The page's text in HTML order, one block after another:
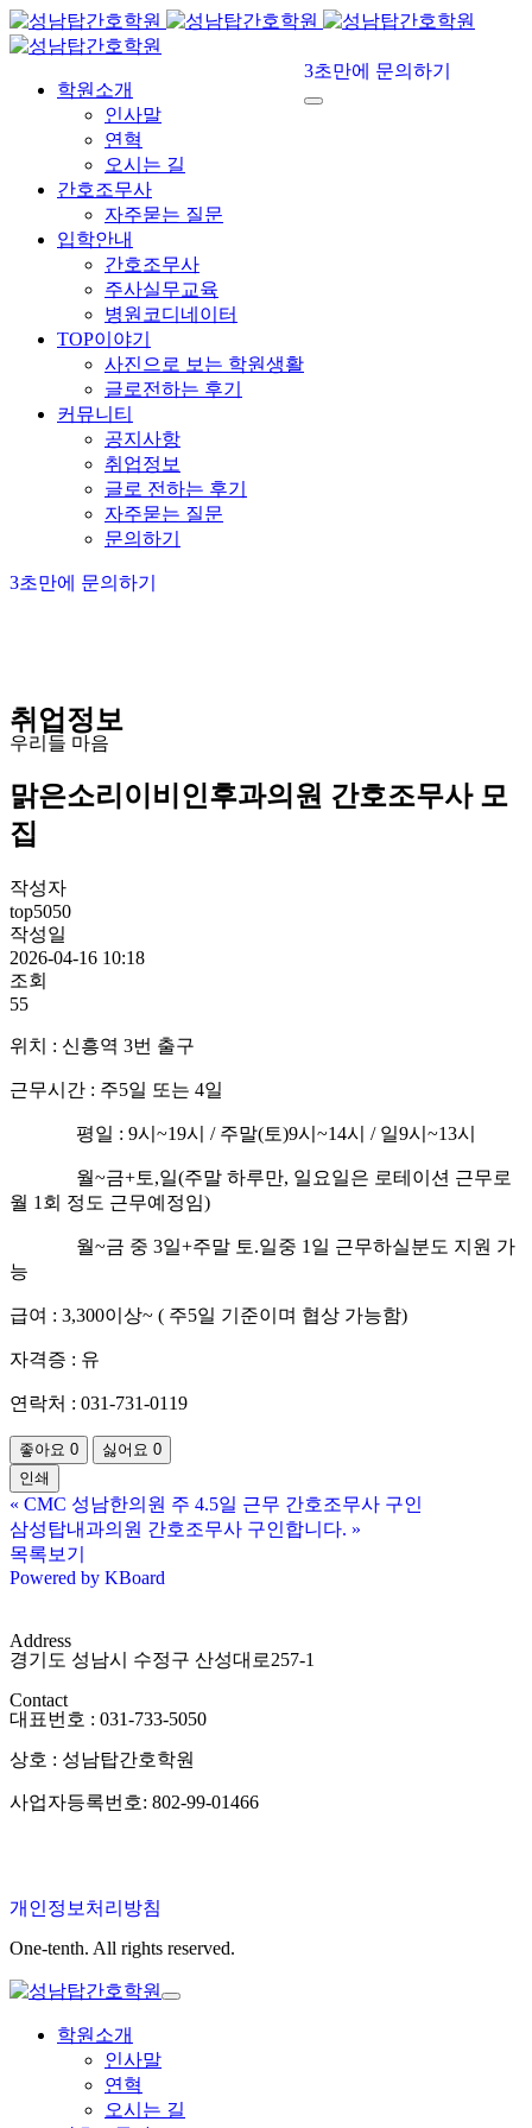
학원소개
인사말
연혁
오시는 길
간호조무사
자주묻는 질문
입학안내
간호조무사
주사실무교육
병원코디네이터
TOP이야기
사진으로 보는 학원생활
글로전하는 후기
커뮤니티
공지사항
취업정보
글로 전하는 후기
자주묻는 질문
문의하기
3초만에 문의하기
3초만에 문의하기
취업정보
우리들 마음
맑은소리이비인후과의원 간호조무사 모
집
작성자
top5050
작성일
2026-04-16 10:18
조회
55
위치 : 신흥역 3번 출구
근무시간 : 주5일 또는 4일
평일 : 9시~19시 / 주말(토)9시~14시 / 일9시~13시
월~금+토,일(주말 하루만, 일요일은 로테이션 근무로
월 1회 정도 근무예정임)
월~금 중 3일+주말 토.일중 1일 근무하실분도 지원 가
능
급여 : 3,300이상~ ( 주5일 기준이며 협상 가능함)
자격증 : 유
연락처 : 031-731-0119
좋아요 0 싫어요 0
인쇄
« CMC 성남한의원 주 4.5일 근무 간호조무사 구인
삼성탑내과의원 간호조무사 구인합니다. »
목록보기
Powered by KBoard
Address
경기도 성남시 수정구 산성대로257-1
Contact
대표번호 : 031-733-5050
상호 : 성남탑간호학원
사업자등록번호: 802-99-01466
개인정보처리방침
One-tenth. All rights reserved.
학원소개
인사말
연혁
오시는 길